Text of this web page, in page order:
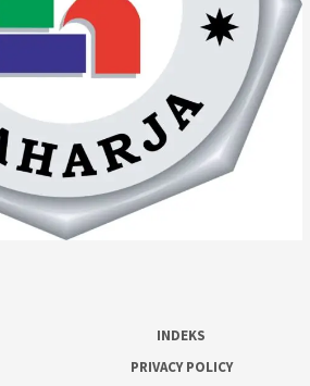
INDEKS
PRIVACY POLICY